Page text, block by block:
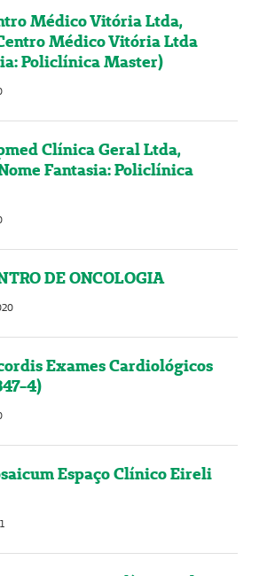
Médico Vitória Ltda,
Médico Vitória Ltda
Policlínica Master)
Clínica Geral Ltda,
Fantasia: Policlínica
DE ONCOLOGIA
Exames Cardiológicos
4)
Espaço Clínico Eireli